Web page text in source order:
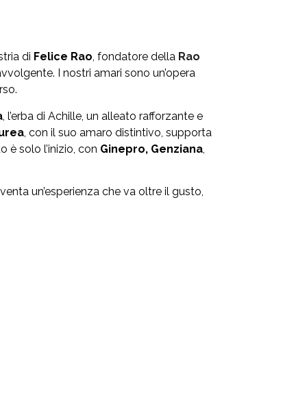
di Felice Rao, fondatore della Rao
I nostri amari sono un’opera
, l’erba di Achille, un alleato rafforzante e
, con il suo amaro distintivo, supporta
è solo l’inizio, con Ginepro, Genziana
un’esperienza che va oltre il gusto,